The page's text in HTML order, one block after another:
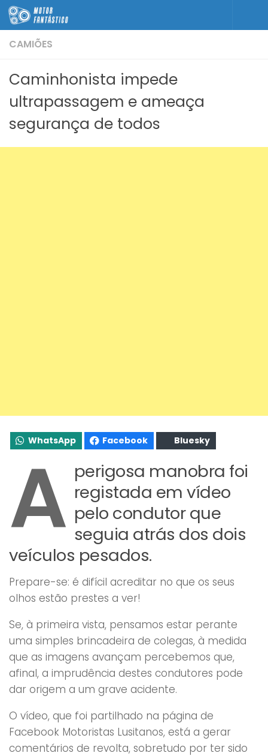
Skip to content
CAMIÕES
Caminhonista impede
ultrapassagem e ameaça
segurança de todos
WhatsApp Facebook Bluesky
A perigosa manobra foi
registada em vídeo
pelo condutor que
seguia atrás dos dois
veículos pesados.
Prepare-se: é difícil acreditar no que os seus
olhos estão prestes a ver!
Se, à primeira vista, pensamos estar perante
uma simples brincadeira de colegas, à medida
que as imagens avançam percebemos que,
afinal, a imprudência destes condutores pode
dar origem a um grave acidente.
O vídeo, que foi partilhado na página de
Facebook Motoristas Lusitanos, está a gerar
comentários de revolta, sobretudo por ter sido